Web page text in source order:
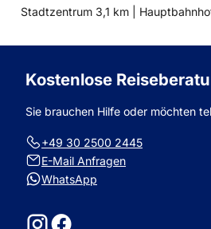
Entfernung
Stadtzentrum 3,1 km | Entfernung
Kostenlose
Sie brauchen Hilfe oder möchten
+49 30 2500 2445
E-Mail Anfragen
WhatsApp
InstagramFacebook